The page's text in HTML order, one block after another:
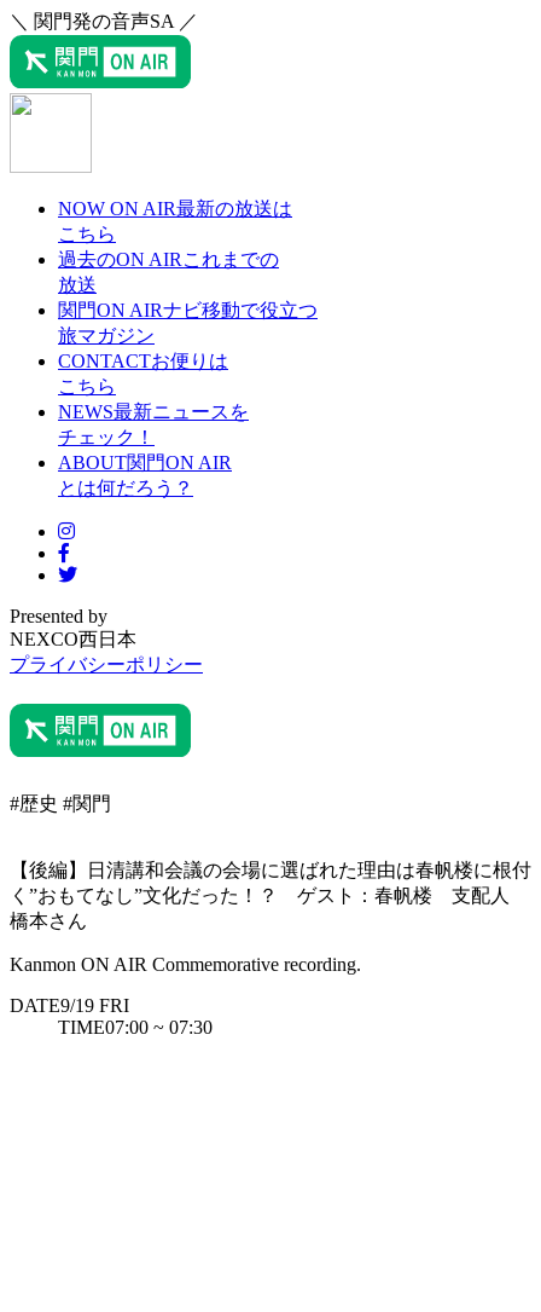
＼ 関門発の音声SA ／
NOW ON AIR最新の放送は
こちら
過去のON AIR これまでの
放送
関門ON AIRナビ移動で役立つ
旅マガジン
CONTACTお便りは
こちら
NEWS最新ニュースを
チェック！
ABOUT関門ON AIR
とは何だろう？
Presented by
NEXCO西日本
プライバシーポリシー
#歴史 #関門
【後編】日清講和会議の会場に選ばれた理由は春帆楼に根付
く”おもてなし”文化だった！？ ゲスト：春帆楼 支配人
橋本さん
Kanmon ON AIR Commemorative recording.
DATE9/19 FRI
TIME07:00 ~ 07:30